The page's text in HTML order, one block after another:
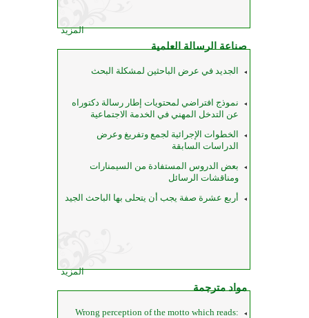
المزيد
صناعة الرسالة العلمية
الجديد في عرض الباحثين لمشكلة البحث
نموذج افتراضي لمحتويات إطار رسالة دكتوراه
عن التدخل المهني في الخدمة الاجتماعية
الخطوات الإجرائية لجمع وتفريغ وعرض
الدراسات السابقة
بعض الدروس المستفادة من السيمنارات
ومناقشات الرسائل
أربع عشرة صفة يجب أن يتحلى بها الباحث الجيد
المزيد
مواد مترجمة
Wrong perception of the motto which reads: